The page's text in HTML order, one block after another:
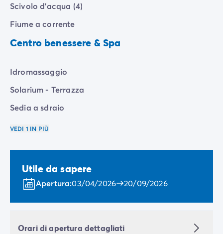
Scivolo d'acqua (4)
Fiume a corrente
Centro benessere & Spa
Idromassaggio
Solarium - Terrazza
Sedia a sdraio
VEDI 1 IN PIÙ
Utile da sapere
Apertura:03/04/2026 20/09/2026
Orari di apertura dettagliati